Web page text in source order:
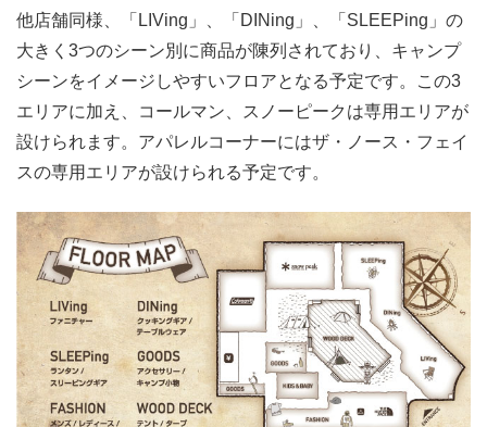
他店舗同様、「LIVing」、「DINing」、「SLEEPing」の
大きく3つのシーン別に商品が陳列されており、キャンプ
シーンをイメージしやすいフロアとなる予定です。この3
エリアに加え、コールマン、スノーピークは専用エリアが
設けられます。アパレルコーナーにはザ・ノース・フェイ
スの専用エリアが設けられる予定です。